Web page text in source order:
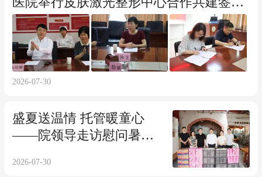
仪式
2026-07-30
盛夏送温情 托管暖童心
——院领导走访慰问暑期
2026-07-30